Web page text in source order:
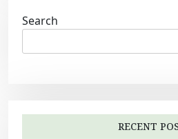
n
a
g
Search
RECENT